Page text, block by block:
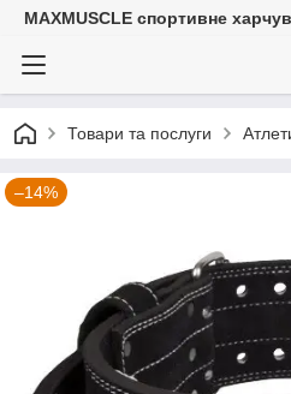
MAXMUSCLE спортивне
Товари та послуги
–14%